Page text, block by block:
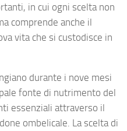
in cui ogni scelta non
comprende anche il
vita che si custodisce in
durante i nove mesi
fonte di nutrimento del
essenziali attraverso il
ombelicale. La scelta di